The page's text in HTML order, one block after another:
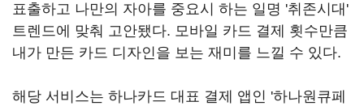
표출하고 나만의 자아를 중요시 하는 일명 '취존시대'
트렌드에 맞춰 고안됐다. 모바일 카드 결제 횟수만큼
내가 만든 카드 디자인을 보는 재미를 느낄 수 있다.
해당 서비스는 하나카드 대표 결제 앱인 '하나원큐페